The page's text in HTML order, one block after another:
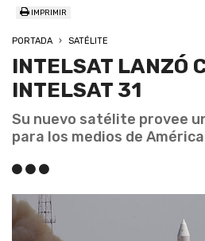
IMPRIMIR
PORTADA SATÉLITE
INTELSAT LANZÓ
INTELSAT 31
Su nuevo satélite provee
para los medios de